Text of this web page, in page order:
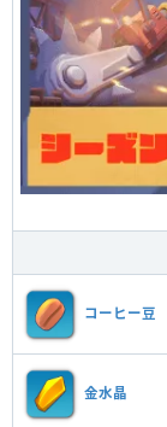
コーヒー豆
金水晶